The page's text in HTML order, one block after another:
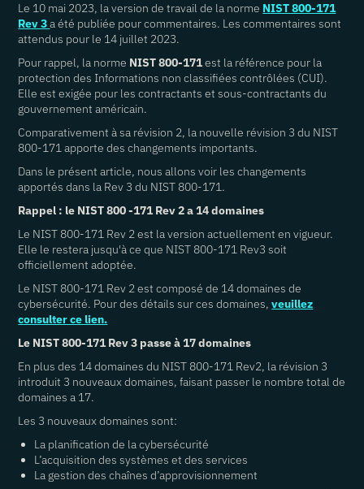
Le 10 mai 2023, la version de travail de la norme NIST 800-171
Rev 3a été publiée pour commentaires. Les commentaires sont
attendus pour le 14 juillet 2023.
Pour rappel, la norme NIST 800-171est la référence pour la
protection des Informations non classifiées contrôlées (CUI).
Elle est exigée pour les contractants et sous-contractants du
gouvernement américain.
Comparativement à sa révision 2, la nouvelle révision 3 du NIST
800-171 apporte des changements importants.
Dans le présent article, nous allons voir les changements
apportés dans la Rev 3 du NIST 800-171.
Rappel : le NIST 800 -171 Rev 2 a 14 domaines
Le NIST 800-171 Rev 2 est la version actuellement en vigueur.
Elle le restera jusqu'à ce que NIST 800-171 Rev3 soit
officiellement adoptée.
Le NIST 800-171 Rev 2 est composé de 14 domaines de
cybersécurité. Pour des détails sur ces domaines,veuillez
consulter ce lien.
Le NIST 800-171 Rev 3 passe à 17 domaines
En plus des 14 domaines du NIST 800-171 Rev2, la révision 3
introduit 3 nouveaux domaines, faisant passer le nombre total de
domaines a 17.
Les 3 nouveaux domaines sont:
La planification de la cybersécurité
L’acquisition des systèmes et des services
La gestion des chaînes d’approvisionnement